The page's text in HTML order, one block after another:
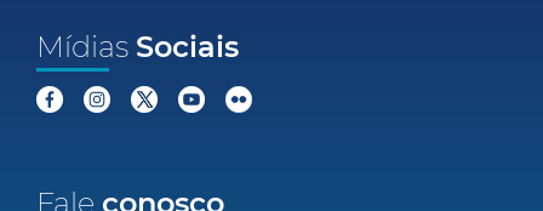
Mídias Sociais
Fale conosco